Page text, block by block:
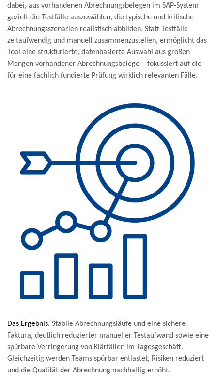
dabei, aus vorhandenen Abrechnungsbelegen im SAP-System
gezielt die Testfälle auszuwählen, die typische und kritische
Abrechnungsszenarien realistisch abbilden. Statt Testfälle
zeitaufwendig und manuell zusammenzustellen, ermöglicht das
Tool eine strukturierte, datenbasierte Auswahl aus großen
Mengen vorhandener Abrechnungsbelege – fokussiert auf die
für eine fachlich fundierte Prüfung wirklich relevanten Fälle.
Das Ergebnis: Stabile Abrechnungsläufe und eine sichere
Faktura, deutlich reduzierter manueller Testaufwand sowie eine
spürbare Verringerung von Klärfällen im Tagesgeschäft.
Gleichzeitig werden Teams spürbar entlastet, Risiken reduziert
und die Qualität der Abrechnung nachhaltig erhöht.